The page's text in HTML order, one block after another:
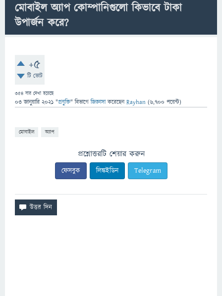
মোবাইল অ্যাপ কোম্পানিগুলো কিভাবে টাকা
উপার্জন করে?
+5
টি ভোট
354 বার দেখা হয়েছে
03 জানুয়ারি 2021 "প্রযুক্তি" বিভাগে জিজ্ঞাসাকরেছেনRayhan (6,700 পয়েন্ট)
মোবাইল অ্যাপ
প্রশ্নোত্তরটি শেয়ার করুন
ফেসবুক লিঙ্কইডিন Telegram